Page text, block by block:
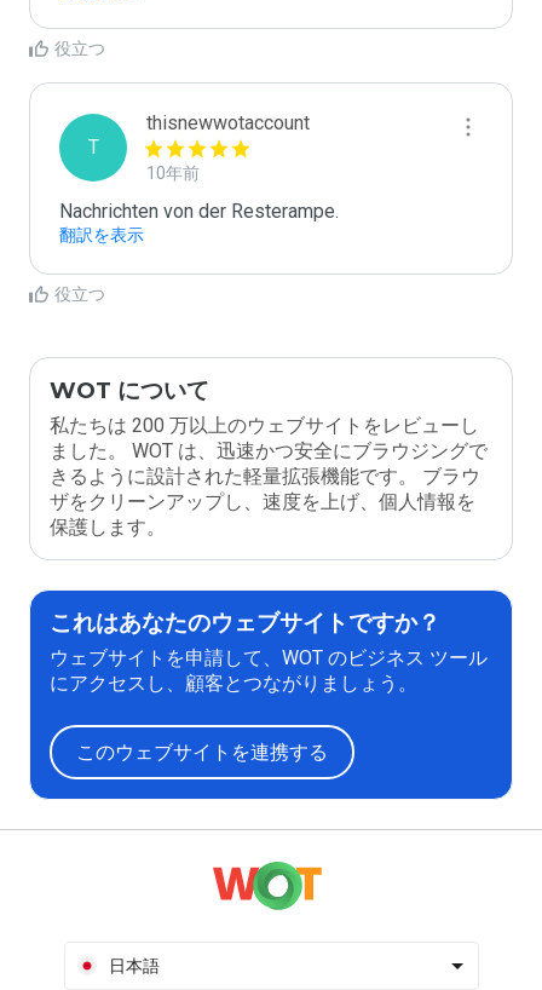
役立つ
T
thisnewwotaccount
10年前
Nachrichten von der Resterampe.
翻訳を表示
役立つ
WOT について
私たちは 200 万以上のウェブサイトをレビューし
ました。 WOT は、迅速かつ安全にブラウジングで
きるように設計された軽量拡張機能です。 ブラウ
ザをクリーンアップし、速度を上げ、個人情報を
保護します。
これはあなたのウェブサイトですか？
ウェブサイトを申請して、WOT のビジネス ツール
にアクセスし、顧客とつながりましょう。
このウェブサイトを連携する
日本語